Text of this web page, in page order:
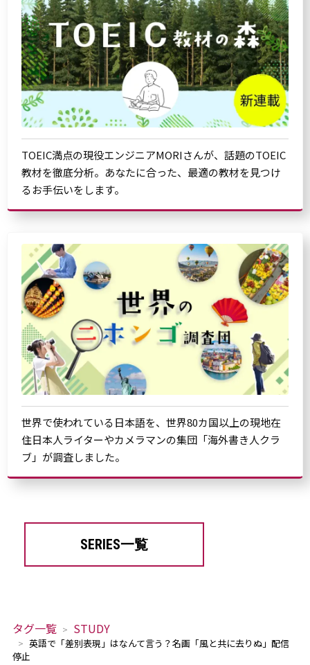
TOEIC満点の現役エンジニアMORIさんが、話題のTOEIC
教材を徹底分析。あなたに合った、最適の教材を見つけ
るお手伝いをします。
世界で使われている日本語を、世界80カ国以上の現地在
住日本人ライターやカメラマンの集団「海外書き人クラ
ブ」が調査しました。
SERIES一覧
タグ一覧 STUDY
英語で「差別表現」はなんて言う？名画「風と共に去りぬ」配信
停止